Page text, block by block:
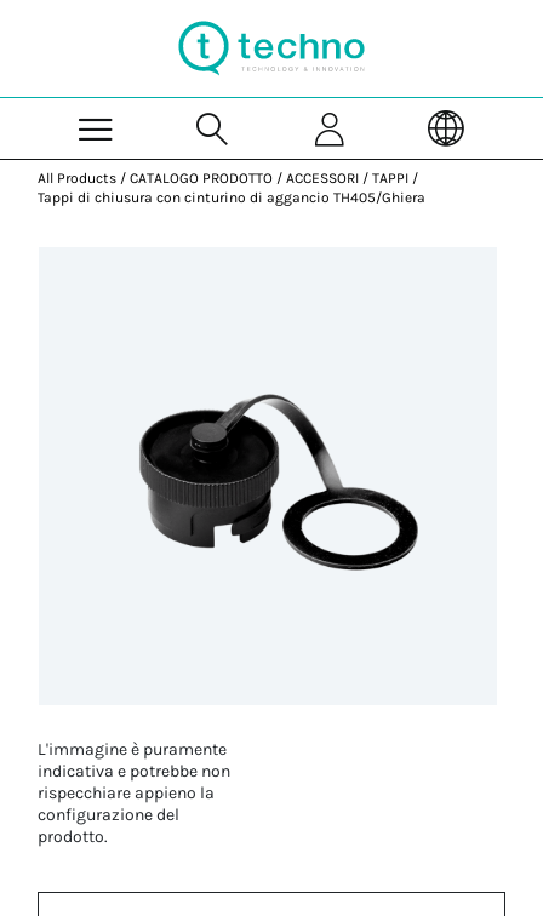
All Products / CATALOGO PRODOTTO / ACCESSORI / TAPPI /
Tappi di chiusura con cinturino di aggancio TH405/Ghiera
L'immagine è puramente
indicativa e potrebbe non
rispecchiare appieno la
configurazione del
prodotto.